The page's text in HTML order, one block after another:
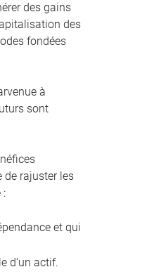
des gains
des
fondées
à
sont
de rajuster les
:
et qui
d’un actif.